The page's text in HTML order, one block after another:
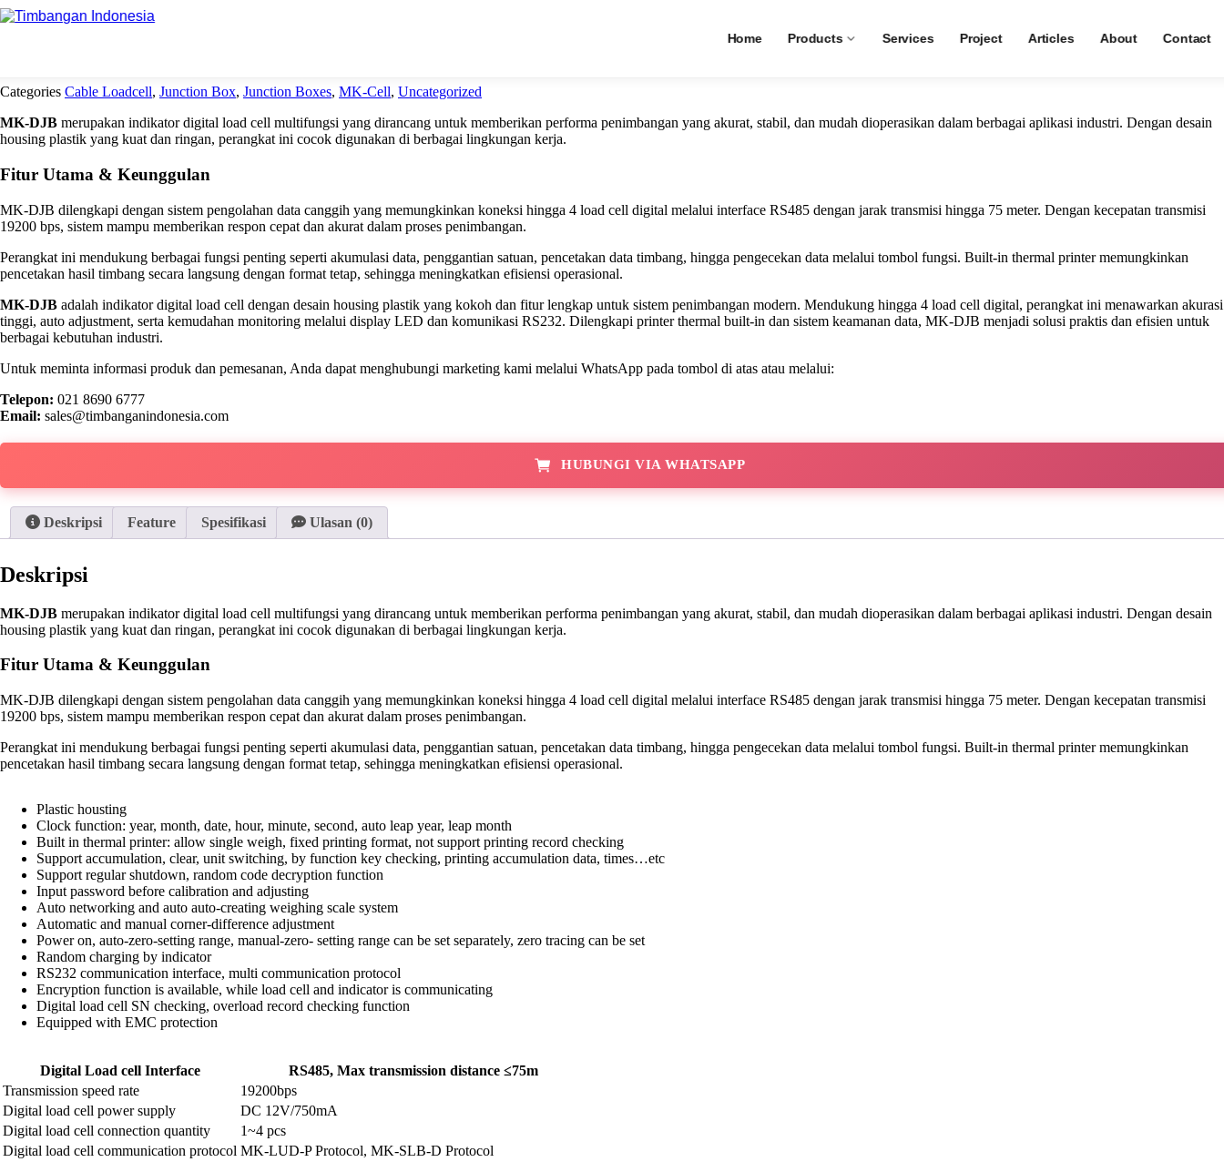
Home Products Services Project Articles About Contact
Beranda MK-Cell
Junction Box MK-DJB
Categories Cable Loadcell, Junction Box, Junction Boxes, MK-Cell, Uncategorized
MK-DJB merupakan indikator digital load cell multifungsi yang dirancang untuk memberikan performa penimbangan yang akurat, stabil, dan mudah dioperasikan dalam berbagai aplikasi industri. Dengan desain
housing plastik yang kuat dan ringan, perangkat ini cocok digunakan di berbagai lingkungan kerja.
Fitur Utama & Keunggulan
MK-DJB dilengkapi dengan sistem pengolahan data canggih yang memungkinkan koneksi hingga 4 load cell digital melalui interface RS485 dengan jarak transmisi hingga 75 meter. Dengan kecepatan transmisi
19200 bps, sistem mampu memberikan respon cepat dan akurat dalam proses penimbangan.
Perangkat ini mendukung berbagai fungsi penting seperti akumulasi data, penggantian satuan, pencetakan data timbang, hingga pengecekan data melalui tombol fungsi. Built-in thermal printer memungkinkan
pencetakan hasil timbang secara langsung dengan format tetap, sehingga meningkatkan efisiensi operasional.
MK-DJB adalah indikator digital load cell dengan desain housing plastik yang kokoh dan fitur lengkap untuk sistem penimbangan modern. Mendukung hingga 4 load cell digital, perangkat ini menawarkan akurasi
tinggi, auto adjustment, serta kemudahan monitoring melalui display LED dan komunikasi RS232. Dilengkapi printer thermal built-in dan sistem keamanan data, MK-DJB menjadi solusi praktis dan efisien untuk
berbagai kebutuhan industri.
Untuk meminta informasi produk dan pemesanan, Anda dapat menghubungi marketing kami melalui WhatsApp pada tombol di atas atau melalui:
Telepon: 021 8690 6777
Email: sales@timbanganindonesia.com
HUBUNGI VIA WHATSAPP
Deskripsi Feature Spesifikasi Ulasan (0)
Deskripsi
MK-DJB merupakan indikator digital load cell multifungsi yang dirancang untuk memberikan performa penimbangan yang akurat, stabil, dan mudah dioperasikan dalam berbagai aplikasi industri. Dengan desain
housing plastik yang kuat dan ringan, perangkat ini cocok digunakan di berbagai lingkungan kerja.
Fitur Utama & Keunggulan
MK-DJB dilengkapi dengan sistem pengolahan data canggih yang memungkinkan koneksi hingga 4 load cell digital melalui interface RS485 dengan jarak transmisi hingga 75 meter. Dengan kecepatan transmisi
19200 bps, sistem mampu memberikan respon cepat dan akurat dalam proses penimbangan.
Perangkat ini mendukung berbagai fungsi penting seperti akumulasi data, penggantian satuan, pencetakan data timbang, hingga pengecekan data melalui tombol fungsi. Built-in thermal printer memungkinkan
pencetakan hasil timbang secara langsung dengan format tetap, sehingga meningkatkan efisiensi operasional.
Plastic housting
Clock function: year, month, date, hour, minute, second, auto leap year, leap month
Built in thermal printer: allow single weigh, fixed printing format, not support printing record checking
Support accumulation, clear, unit switching, by function key checking, printing accumulation data, times…etc
Support regular shutdown, random code decryption function
Input password before calibration and adjusting
Auto networking and auto auto-creating weighing scale system
Automatic and manual corner-difference adjustment
Power on, auto-zero-setting range, manual-zero- setting range can be set separately, zero tracing can be set
Random charging by indicator
RS232 communication interface, multi communication protocol
Encryption function is available, while load cell and indicator is communicating
Digital load cell SN checking, overload record checking function
Equipped with EMC protection
Digital Load cell Interface
RS485, Max transmission distance ≤75m
Transmission speed rate
19200bps
Digital load cell power supply
DC 12V/750mA
Digital load cell connection quantity
1~4 pcs
Digital load cell communication protocol MK-LUD-P Protocol, MK-SLB-D Protocol